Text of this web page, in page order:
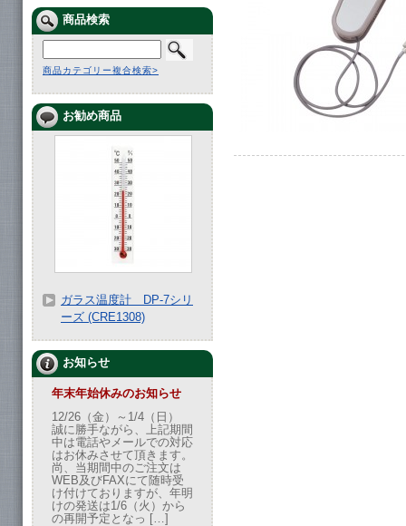
商品検索
商品カテゴリー複合検索>
お勧め商品
ガラス温度計 DP-7シリ
ーズ (CRE1308)
お知らせ
年末年始休みのお知らせ
12/26（金）～1/4（日）
誠に勝手ながら、上記期間
中は電話やメールでの対応
はお休みさせて頂きます。
尚、当期間中のご注文は
WEB及びFAXにて随時受
け付けておりますが、年明
けの発送は1/6（火）から
の再開予定となっ […]